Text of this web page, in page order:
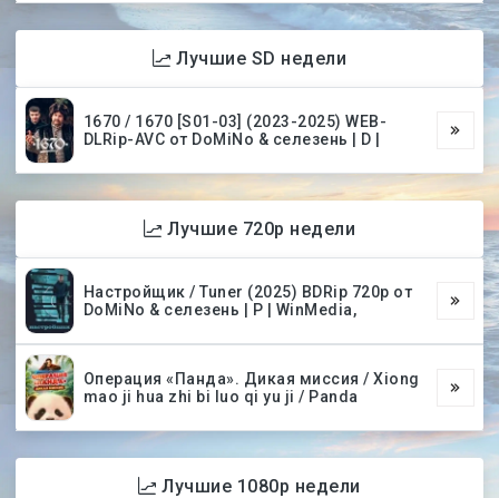
Лучшие SD недели
1670 / 1670 [S01-03] (2023-2025) WEB-
DLRip-AVC от DoMiNo & селезень | D |
Лучшие 720p недели
Настройщик / Tuner (2025) BDRip 720p от
DoMiNo & селезень | P | WinMedia,
Операция «Панда». Дикая миссия / Xiong
mao ji hua zhi bi luo qi yu ji / Panda
Лучшие 1080p недели